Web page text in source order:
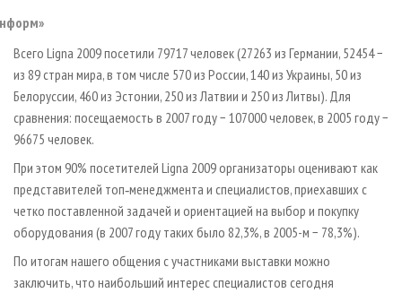
Всего Ligna 2009 посетили 79717 человек (27263 из Германии, 52454 −
из 89 стран мира, в том числе 570 из России, 140 из Украины, 50 из
Белоруссии, 460 из Эстонии, 250 из Латвии и 250 из Литвы). Для
сравнения: посещаемость в 2007 году − 107000 человек, в 2005 году −
96675 человек.
При этом 90% посетителей Ligna 2009 организаторы оценивают как
представителей топ‑менеджмента и специалистов, приехавших с
четко поставленной задачей и ориентацией на выбор и покупку
оборудования (в 2007 году таких было 82,3%, в 2005-м − 78,3%).
По итогам нашего общения с участниками выставки можно
заключить, что наибольший интерес специалистов сегодня